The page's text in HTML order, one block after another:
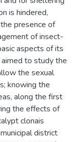
is hindered,
presence of
of insect-
aspects of its
to study the
the sexual
knowing the
along the first
the effects of
clonais
district